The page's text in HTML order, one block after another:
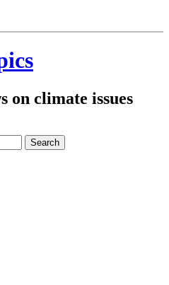
on climate issues